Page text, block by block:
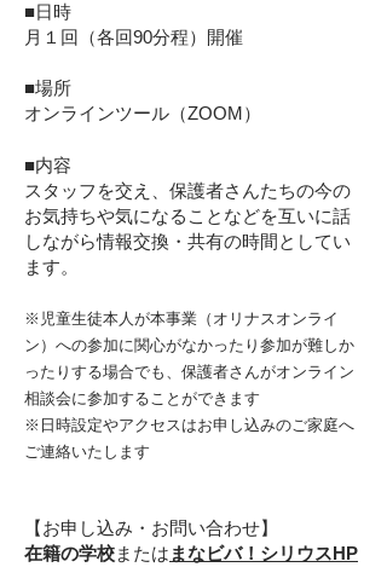
■日時
月１回（各回90分程）開催
■場所
オンラインツール（ZOOM）
■内容
スタッフを交え、保護者さんたちの今の
お気持ちや気になることなどを互いに話
しながら情報交換・共有の時間としてい
ます。
※児童生徒本人が本事業（オリナスオンライ
ン）への参加に関心がなかったり参加が難しか
ったりする場合でも、保護者さんがオンライン
相談会に参加することができます
※日時設定やアクセスはお申し込みのご家庭へ
ご連絡いたします
【お申し込み・お問い合わせ】
在籍の学校または まなビバ！シリウスHP